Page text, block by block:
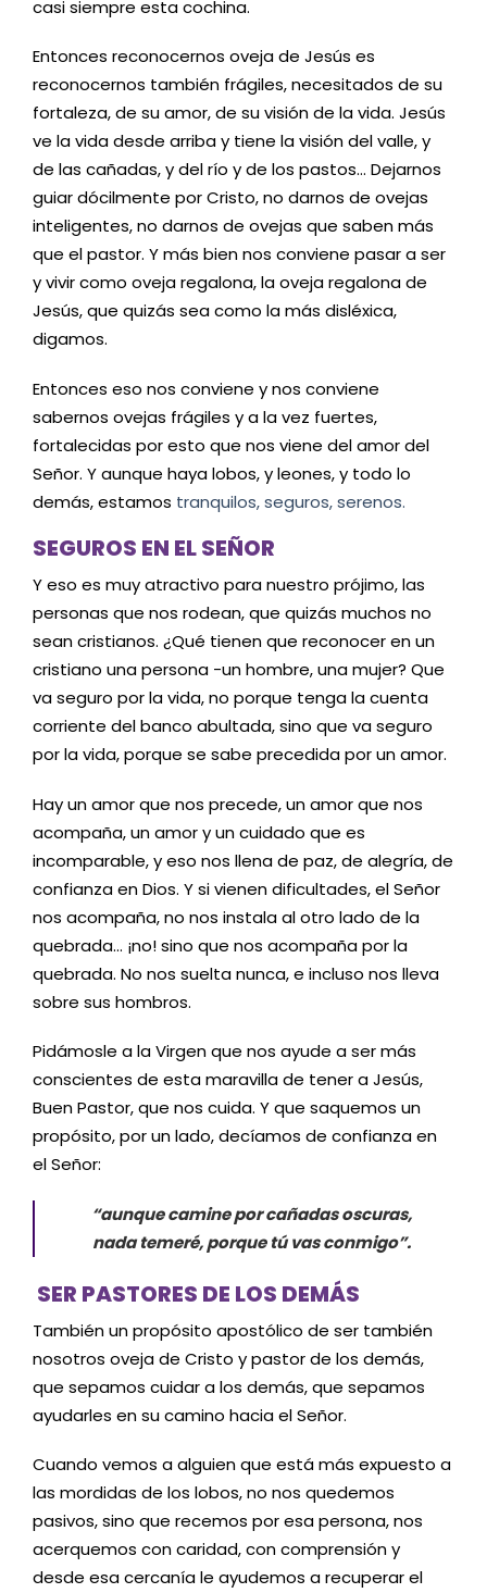
casi siempre esta cochina.
Entonces reconocernos oveja de Jesús es
reconocernos también frágiles, necesitados de su
fortaleza, de su amor, de su visión de la vida. Jesús
ve la vida desde arriba y tiene la visión del valle, y
de las cañadas, y del río y de los pastos… Dejarnos
guiar dócilmente por Cristo, no darnos de ovejas
inteligentes, no darnos de ovejas que saben más
que el pastor. Y más bien nos conviene pasar a ser
y vivir como oveja regalona, la oveja regalona de
Jesús, que quizás sea como la más disléxica,
digamos.
Entonces eso nos conviene y nos conviene
sabernos ovejas frágiles y a la vez fuertes,
fortalecidas por esto que nos viene del amor del
Señor. Y aunque haya lobos, y leones, y todo lo
demás, estamos tranquilos, seguros, serenos.
SEGUROS EN EL SEÑOR
Y eso es muy atractivo para nuestro prójimo, las
personas que nos rodean, que quizás muchos no
sean cristianos. ¿Qué tienen que reconocer en un
cristiano una persona -un hombre, una mujer? Que
va seguro por la vida, no porque tenga la cuenta
corriente del banco abultada, sino que va seguro
por la vida, porque se sabe precedida por un amor.
Hay un amor que nos precede, un amor que nos
acompaña, un amor y un cuidado que es
incomparable, y eso nos llena de paz, de alegría, de
confianza en Dios. Y si vienen dificultades, el Señor
nos acompaña, no nos instala al otro lado de la
quebrada… ¡no! sino que nos acompaña por la
quebrada. No nos suelta nunca, e incluso nos lleva
sobre sus hombros.
Pidámosle a la Virgen que nos ayude a ser más
conscientes de esta maravilla de tener a Jesús,
Buen Pastor, que nos cuida. Y que saquemos un
propósito, por un lado, decíamos de confianza en
el Señor:
“aunque camine por cañadas oscuras,
nada temeré, porque tú vas conmigo”.
SER PASTORES DE LOS DEMÁS
También un propósito apostólico de ser también
nosotros oveja de Cristo y pastor de los demás,
que sepamos cuidar a los demás, que sepamos
ayudarles en su camino hacia el Señor.
Cuando vemos a alguien que está más expuesto a
las mordidas de los lobos, no nos quedemos
pasivos, sino que recemos por esa persona, nos
acerquemos con caridad, con comprensión y
desde esa cercanía le ayudemos a recuperar el